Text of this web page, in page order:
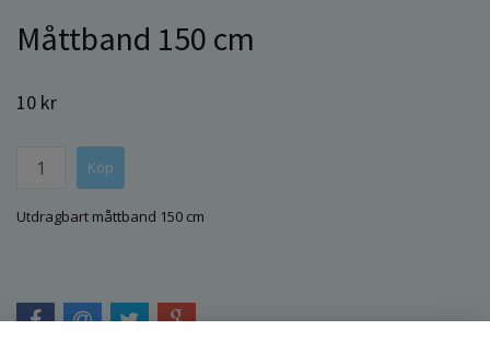
Måttband 150 cm
10 kr
Utdragbart måttband 150 cm